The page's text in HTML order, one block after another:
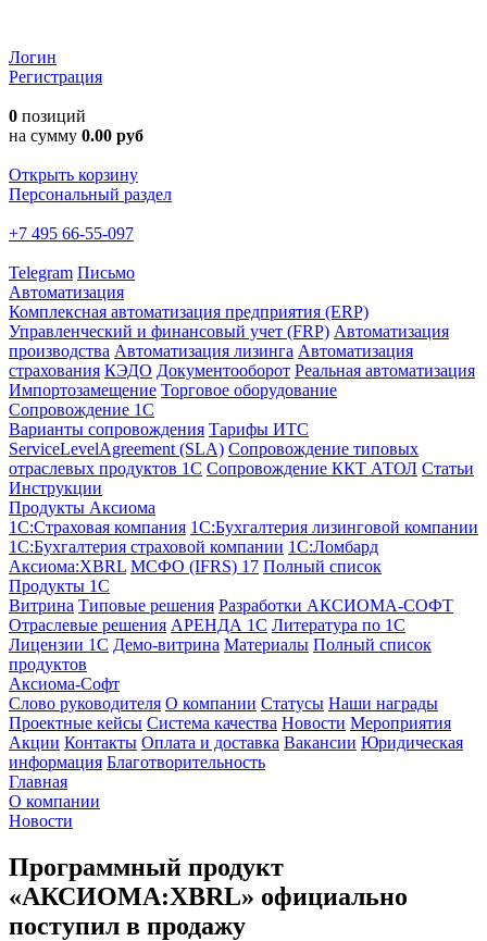
Логин
Регистрация
0 позиций
на сумму 0.00 руб
Открыть корзину
Персональный раздел
+7 495 66-55-097
Telegram Письмо
Автоматизация
Комплексная автоматизация предприятия (ERP)
Управленческий и финансовый учет (FRP) Автоматизация
производства Автоматизация лизинга Автоматизация
страхования КЭДО Документооборот Реальная автоматизация
Импортозамещение Торговое оборудование
Сопровождение 1С
Варианты сопровождения Тарифы ИТС
ServiceLevelAgreement (SLA) Сопровождение типовых
отраслевых продуктов 1С Сопровождение ККТ АТОЛ Статьи
Инструкции
Продукты Аксиома
1С:Страховая компания 1С:Бухгалтерия лизинговой компании
1С:Бухгалтерия страховой компании 1С:Ломбард
Аксиома:XBRL МСФО (IFRS) 17 Полный список
Продукты 1С
Витрина Типовые решения Разработки АКСИОМА-СОФТ
Отраслевые решения АРЕНДА 1С Литература по 1С
Лицензии 1C Демо-витрина Материалы Полный список
продуктов
Аксиома-Софт
Слово руководителя О компании Статусы Наши награды
Проектные кейсы Система качества Новости Мероприятия
Акции Контакты Оплата и доставка Вакансии Юридическая
информация Благотворительность
Главная
О компании
Новости
Программный продукт
«АКСИОМА:XBRL» официально
поступил в продажу